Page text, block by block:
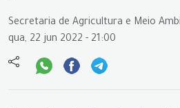
Secretaria de Agricultura e Meio
qua, 22 jun 2022 - 21:00